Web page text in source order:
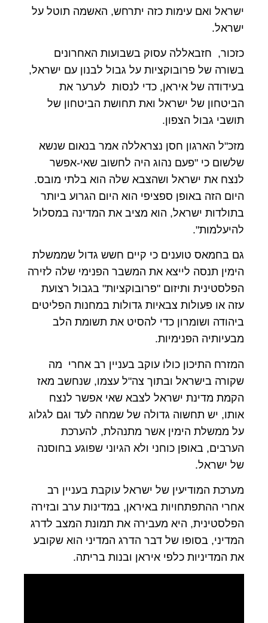
ישראל ואם עימות כזה יתרחש, האשמה תוטל על
ישראל.
כזכור, חזבאללה עסוק בשבועות האחרונים
בשורה של פרובוקציות על גבול לבנון עם ישראל,
בעידודה של איראן, כדי לנסות לערער את
הביטחון של ישראל ואת תחושת הביטחון של
תושבי גבול הצפון.
מזכ"ל הארגון חסן נצראללה אמר בנאום שנשא
שלשום כי "פעם נהוג היה לחשוב שאי-אפשר
לנצח את ישראל ושהצבא שלה הוא בלתי מובס.
היום הזה באופן ספציפי הוא היום הגרוע ביותר
בתולדות ישראל, הוא מציב את המדינה במסלול
להיעלמות".
גם בחמאס טוענים כי קיים חשש גדול שממשלת
הימין תנסה לייצא את המשבר הפנימי שלה לזירה
הפלסטינית ותיזום "פרובוקציות" בגבול רצועת
עזה או פעולות צבאיות גדולות במחנות הפליטים
ביהודה ושומרון כדי להסיט את תשומת הלב
מבעיותיה הפנימיות.
המזרח התיכון כולו עוקב בעניין רב אחרי מה
שקורה בישראל ובתוך צה"ל עצמו, שנחשב מאז
הקמת מדינת ישראל לצבא שאי אפשר לנצח
אותו, יש תחשוה גדולה של שמחה לעד וגם לגלוג
על ממשלת הימין אשר מתנהלת, להערכת
הערבים, באופן כוחני ולא הגיוני שפוגע בחוסנה
של ישראל.
מערכת המודיעין של ישראל עוקבת בעניין רב
אחרי ההתפתחויות באיראן, במדינות ערב ובזירה
הפלסטינית, היא מעבירה את תמונת המצב לדרג
המדיני, בסופו של דבר הדרג המדיני הוא שקובע
את המדיניות כלפי איראן ובנות בריתה.